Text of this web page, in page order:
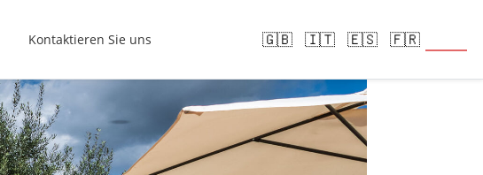
Kontaktieren Sie uns 🇬🇧 🇮🇹 🇪🇸 🇫🇷